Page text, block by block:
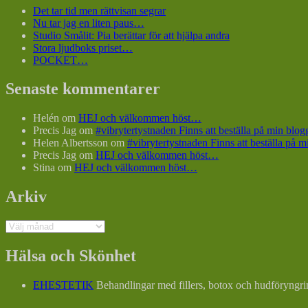
Det tar tid men rättvisan segrar
Nu tar jag en liten paus…
Studio Smålit: Pia berättar för att hjälpa andra
Stora ljudboks priset…
POCKET…
Senaste kommentarer
Helén om HEJ och välkommen höst…
Precis Jag om #vibrytertystnaden Finns att beställa på min
Helen Albertsson om #vibrytertystnaden Finns att beställa på
Precis Jag om HEJ och välkommen höst…
Stina om HEJ och välkommen höst…
Arkiv
Arkiv
Hälsa och Skönhet
EHESTETIK Behandlingar med fillers, botox och